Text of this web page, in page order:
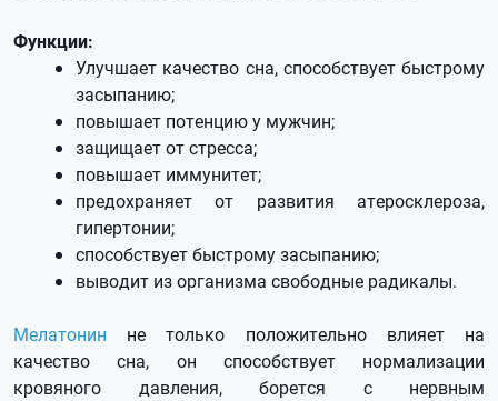
Функции:
Улучшает качество сна, способствует быстрому
засыпанию;
повышает потенцию у мужчин;
защищает от стресса;
повышает иммунитет;
предохраняет от развития атеросклероза,
гипертонии;
способствует быстрому засыпанию;
выводит из организма свободные радикалы.
Мелатонин не только положительно влияет на
качество сна, он способствует нормализации
кровяного давления, борется с нервным